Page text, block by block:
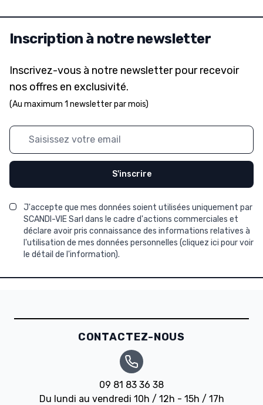
Inscription à notre newsletter
Inscrivez-vous à notre newsletter pour recevoir
nos offres en exclusivité.
(Au maximum 1 newsletter par mois)
Adresse mail
S'inscrire
J'accepte que mes données soient utilisées uniquement par
SCANDI-VIE Sarl dans le cadre d'actions commerciales et
déclare avoir pris connaissance des informations relatives à
l'utilisation de mes données personnelles (cliquez ici pour voir
le détail de l'information).
CONTACTEZ-NOUS
09 81 83 36 38
Du lundi au vendredi 10h / 12h - 15h / 17h